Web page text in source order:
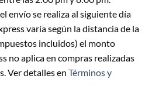
envío se realiza al siguiente día
varía según la distancia de la
incluidos) el monto
no aplica en compras realizadas
Ver detalles en Términos y